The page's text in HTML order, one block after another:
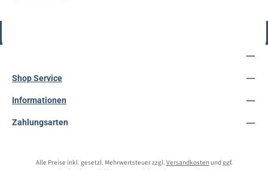
Shop Service
Informationen
Zahlungsarten
Alle Preise inkl. gesetzl. Mehrwertsteuer zzgl. Versandkostenund ggf.